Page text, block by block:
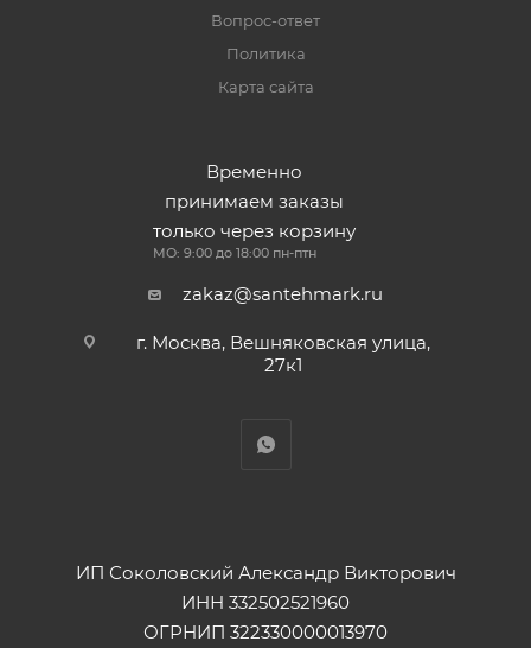
Вопрос-ответ
Политика
Карта сайта
Временно
принимаем заказы
только через корзину
МО: 9:00 до 18:00 пн-птн
zakaz@santehmark.ru
г. Москва, Вешняковская улица,
27к1
ИП Соколовский Александр Викторович
ИНН 332502521960
ОГРНИП 322330000013970